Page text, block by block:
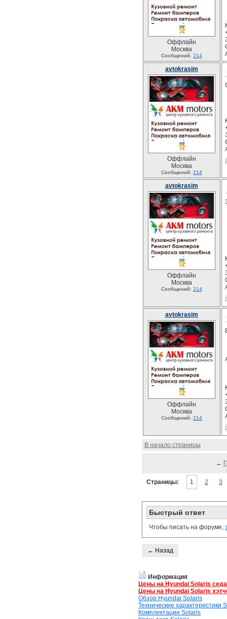
Оффлайн
Москва
Сообщений: 214
avtokrasim
Оффлайн
Москва
Сообщений: 214
avtokrasim
Оффлайн
Москва
Сообщений: 214
avtokrasim
Оффлайн
Москва
Сообщений: 214
В начало страницы
←
Страницы: 1 2 3
Быстрый ответ
Чтобы писать на форуме,
← Назад
Информация
Цены на Hyundai Solaris
Цены на Hyundai Solaris
Обзор Hyundai Solaris
Технические характеристики
Комплектации Solaris